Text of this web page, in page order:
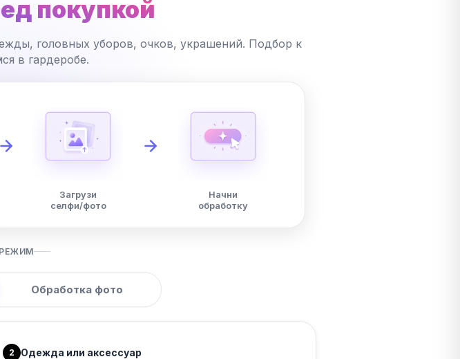
покупкой
головных уборов, очков, украшений. Подбор к
в гардеробе.
Загрузи
селфи/фото
Начни
обработку
Обработка фото
2 Одежда или аксессуар